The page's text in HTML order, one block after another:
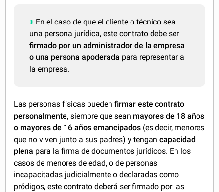
En el caso de que el cliente o técnico sea
una persona jurídica, este contrato debe ser
firmado por un administrador de la empresa
o una persona apoderada para representar a
la empresa.
Las personas físicas puedenfirmar este contrato
personalmente, siempre que sean mayores de 18 años
o mayores de 16 años emancipados (es decir, menores
que no viven junto a sus padres) y tengancapacidad
plena para la firma de documentos jurídicos. En los
casos de menores de edad, o de personas
incapacitadas judicialmente o declaradas como
pródigos, este contrato deberá ser firmado por las